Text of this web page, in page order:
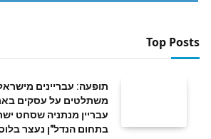
Top Posts
תופעה: עבריינים
משתלטים על עסקים
עבריין מנתניה שסחט
בתחום הנדל"ן נעצר